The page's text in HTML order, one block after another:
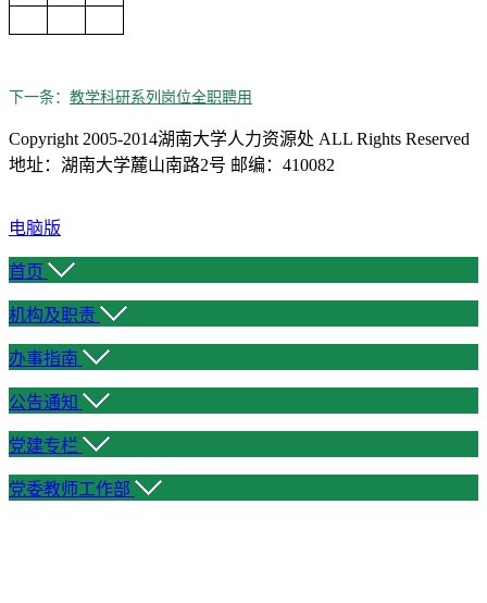
下一条： 教学科研系列岗位全职聘用
Copyright 2005-2014湖南大学人力资源处 ALL Rights Reserved
地址：湖南大学麓山南路2号 邮编：410082
电脑版
首页
机构及职责
办事指南
公告通知
党建专栏
党委教师工作部